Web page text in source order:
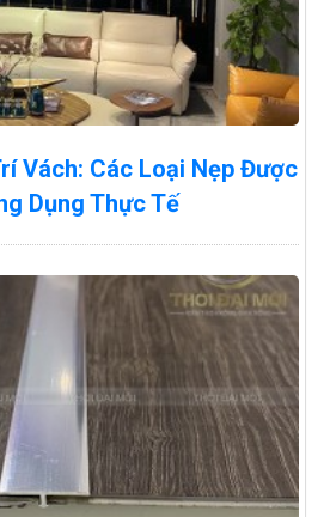
Vách: Các Loại Nẹp Được
Dụng Thực Tế